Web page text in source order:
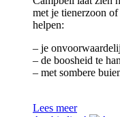
met je tienerzoon
helpen:
– je
– de boosheid te
– met sombere
Lees meer